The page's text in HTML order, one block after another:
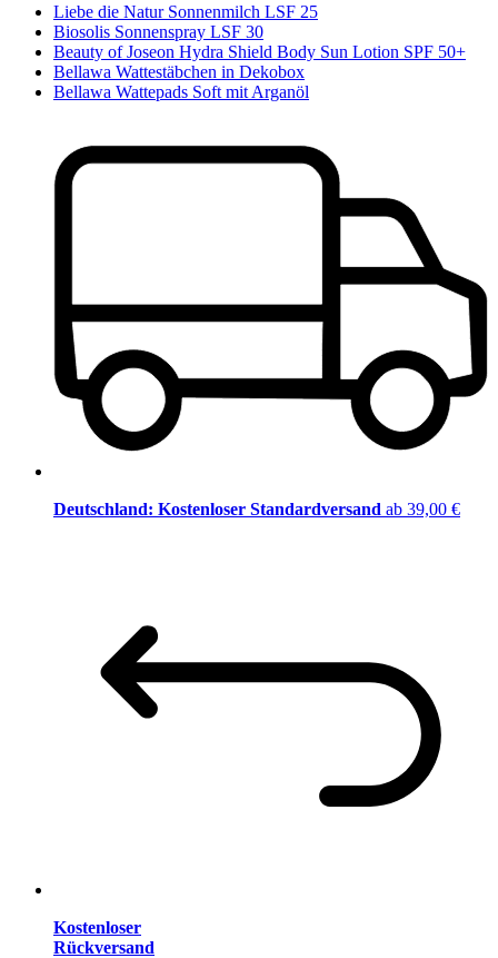
Liebe die Natur Sonnenmilch LSF 25
Biosolis Sonnenspray LSF 30
Beauty of Joseon Hydra Shield Body Sun Lotion SPF 50+
Bellawa Wattestäbchen in Dekobox
Bellawa Wattepads Soft mit Arganöl
Deutschland: Kostenloser Standardversand ab 39,00 €
Kostenloser
Rückversand